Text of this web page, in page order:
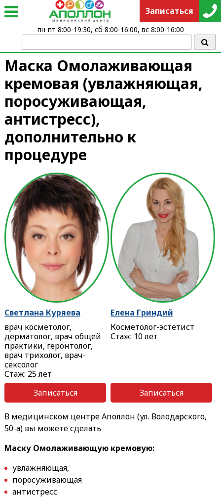
Маска Омолаживающая
кремовая (увлажняющая,
поросуживающая,
антистресс),
дополнительно к
процедуре
Светлана Куряева
врач косметолог,
дерматолог, врач общей
практики, геронтолог,
врач трихолог, врач-
сексолог
Стаж: 25 лет
Записаться
Елена Гриндий
Косметолог-эстетист
Стаж: 10 лет
Записаться
В медицинском центре Аполлон (ул. Володарского,
50-а) вы можете сделать
Маску Омолаживающую кремовую:
увлажняющая,
поросуживающая
антистресс
Записаться
пн-пт 8:00-19:30, сб 8:00-16:00, вс 8:00-16:00